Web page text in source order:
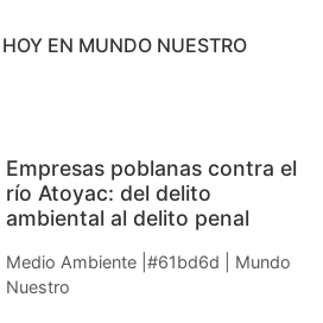
EN MUNDO NUESTRO
Empresas poblanas contra el
río Atoyac: del delito
ambiental al delito penal
Medio Ambiente |#61bd6d | Mundo
Nuestro